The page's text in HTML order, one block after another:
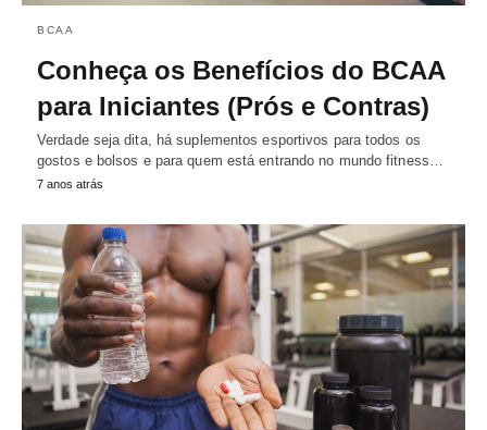
BCAA
Conheça os Benefícios do BCAA
para Iniciantes (Prós e Contras)
Verdade seja dita, há suplementos esportivos para todos os
gostos e bolsos e para quem está entrando no mundo fitness…
7 anos atrás